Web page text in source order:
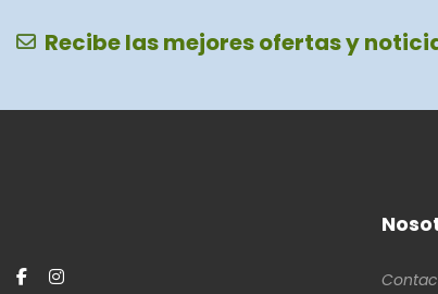
Recibe las mejores ofertas y